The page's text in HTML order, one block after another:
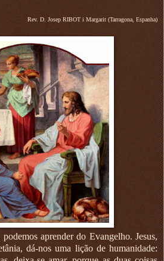
Rev. D. Josep RIBOT i Margarit (Tarragona, Espanha)
aprender do Evangelho. Jesus,
dá-nos uma lição de humanidade: